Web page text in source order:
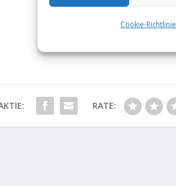
Cookie-Richtlinie
RATE: